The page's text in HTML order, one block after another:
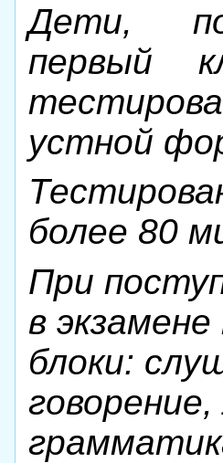
Дети,
первый
устной
более 80
При
в
блоки:
говорение,